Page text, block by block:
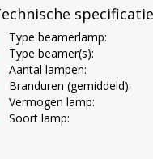
Type beamerlamp:
Type beamer(s):
Aantal lampen:
Branduren (gemiddeld):
Vermogen lamp:
Soort lamp: